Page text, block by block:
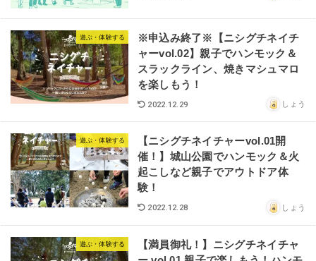
遊ぶ・体験する
※申込み終了※【ニシグチネイチ
ャーvol.02】親子でハンモック＆
スラックライン、焼きマシュマロ
を楽しもう！
2022.12.29 しょう
遊ぶ・体験する
【ニシグチネイチャーvol.01開
催！】城山公園でハンモック＆火
起こしなど親子でアウトドア体
験！
2022.12.28 しょう
遊ぶ・体験する
【満員御礼！】ニシグチネイチャ